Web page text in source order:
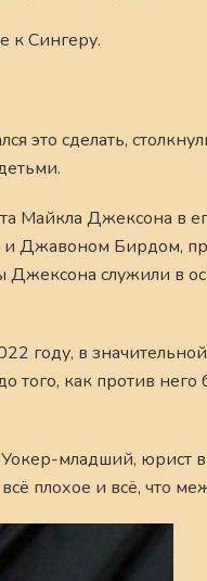
к Сингеру.
это сделать,
Майкла Джексона в
Джавоном Бирдом,
Джексона служили в
году, в
того, как против него
Уокер-младший, юрист
плохое и всё, что